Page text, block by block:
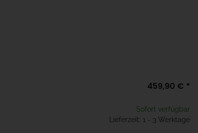
459,90 € *
Sofort verfügbar
Lieferzeit: 1 - 3 Werktage